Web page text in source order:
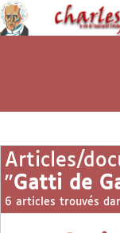
Articles/
"Gatti de
6 articles trouvés